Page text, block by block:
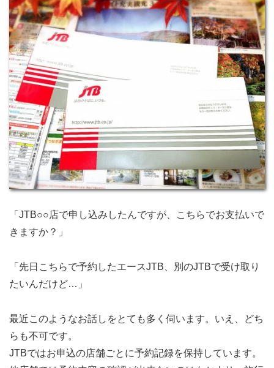
「JTB○○店で申し込みしたんですが、こちらでお支払いで
きますか？」
「先日こちらで予約したエースJTB、別のJTBで受け取り
たいんだけど…」
最近このようなお話しをとても多く伺います。いえ、どち
らも不可です。
JTBではお申込の店舗ごとに予約記録を保持しています。